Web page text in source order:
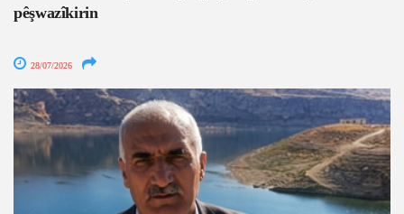
pêşwazîkirin
28/07/2026